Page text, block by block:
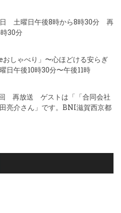
日 土曜日午後8時から8時30分 再
30分
しゃべり」〜心ほどける安らぎ
午後10時30分〜午後11時
再放送 ゲストは「「合同会社
亮介さん」です。BNI滋賀西京都